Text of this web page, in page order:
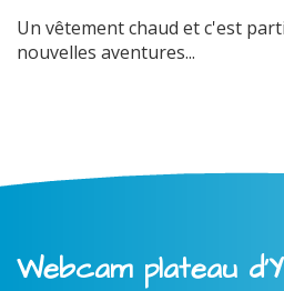
Un vêtement chaud et c'est
nouvelles aventures...
Webcam plateau